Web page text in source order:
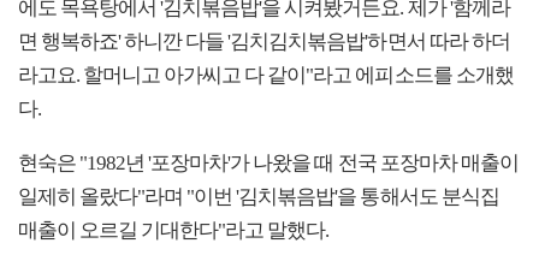
에도 목욕탕에서 '김치볶음밥'을 시켜봤거든요. 제가 '함께라
면 행복하죠' 하니깐 다들 '김치김치볶음밥'하면서 따라 하더
라고요. 할머니고 아가씨고 다 같이"라고 에피소드를 소개했
다.
현숙은 "1982년 '포장마차'가 나왔을 때 전국 포장마차 매출이
일제히 올랐다"라며 "이번 '김치볶음밥'을 통해서도 분식집
매출이 오르길 기대한다"라고 말했다.